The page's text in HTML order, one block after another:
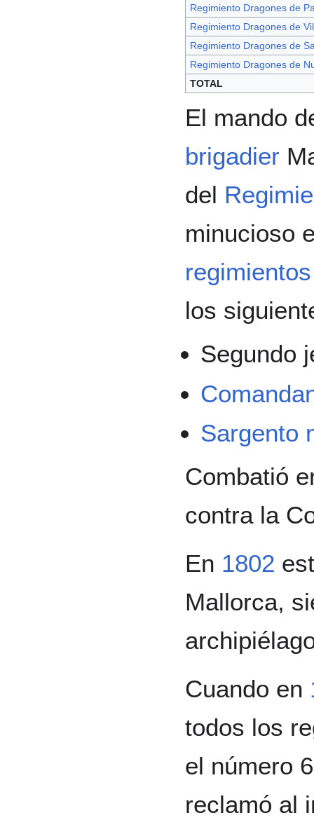
Regimiento Dragones de
Regimiento Dragones de
Regimiento Dragones de
Regimiento Dragones de
TOTAL
El mando
brigadier
del
minucioso
regimientos
los
Segundo
Sargento
Combatió
contra la
En 1802
Mallorca,
Cuando en
todos los
el número
reclamó al